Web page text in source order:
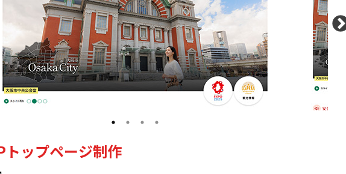
トップページ制作